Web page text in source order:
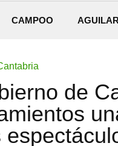
CAMPOO AGUILAR
de